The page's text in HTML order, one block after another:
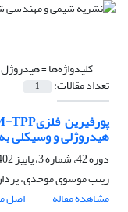
کلیدواژه‌ها =هیدروژل
تعداد مقالات: 1
هیدروژلی و وسیکلی به
دوره 42، شماره 3، پاییز 1402، صفحه
زینب موسوی موحدی،
مشاهده مقاله
اصل